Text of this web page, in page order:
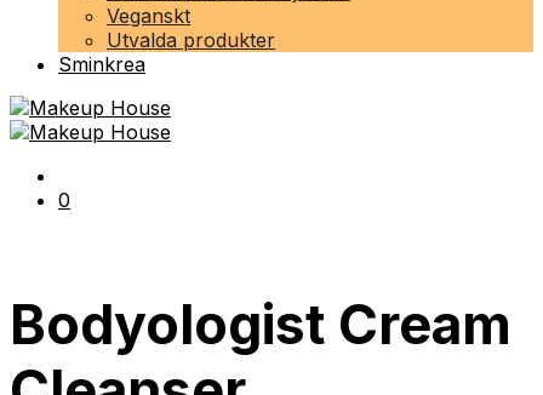
Veganskt
Utvalda produkter
Sminkrea
0
Bodyologist Cream